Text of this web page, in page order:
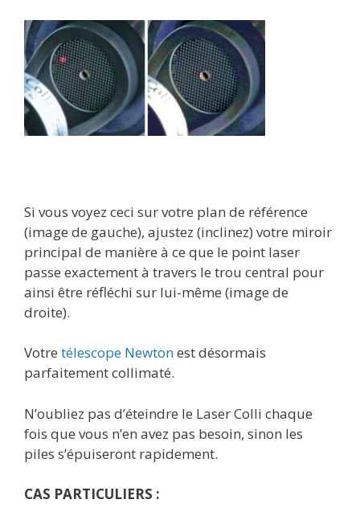
Si vous voyez ceci sur votre plan de référence
(image de gauche), ajustez (inclinez) votre miroir
principal de manière à ce que le point laser
passe exactement à travers le trou central pour
ainsi être réfléchi sur lui-même (image de
droite).
Votre télescope Newtonest désormais
parfaitement collimaté.
N’oubliez pas d’éteindre le Laser Colli chaque
fois que vous n’en avez pas besoin, sinon les
piles s’épuiseront rapidement.
CAS PARTICULIERS :